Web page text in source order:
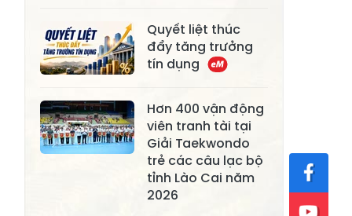
Xã Đông
Cuông
Xã Tân Hợp
Xã Mỏ Vàng
Xã Lâm
Thượng
Xã Tân Lĩnh
Xã Phúc Lợi
Quyết liệt thúc
đẩy tăng trưởng
tín dụng
Hơn 400 vận động
viên tranh tài tại
Giải Taekwondo
trẻ các câu lạc bộ
tỉnh Lào Cai năm
2026